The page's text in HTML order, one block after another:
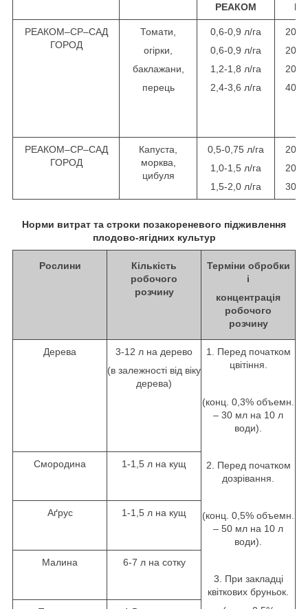
РЕАКОМ
РЕАКОМ–СР–САД
ГОРОД
Томати,
огірки,
баклажани,
перець
0,6-0,9 л/га
0,6-0,9 л/га
1,2-1,8 л/га
2,4-3,6 л/га
200-
200-
200-
400-
РЕАКОМ–СР–САД
ГОРОД
Капуста,
морква,
цибуля
0,5-0,75 л/га
1,0-1,5 л/га
1,5-2,0 л/га
200-
200-
300-
Норми витрат та строки позакореневого підживлення
плодово-ягідних культур
Рослини
Кількість
робочого
розчину
Терміни обробки
і
концентрація
робочого
розчину
Дерева
3-12 л на дерево
(в залежності від віку
дерева)
1. Перед початком
цвітіння.
(конц. 0,3% объемн.
– 30 мл на 10 л
води).
2. Перед початком
дозрівання.
(конц. 0,5% объемн.
– 50 мл на 10 л
води).
3. При закладці
квіткових бруньок.
Смородина 1-1,5 л на кущ
Аґрус 1-1,5 л на кущ
Малина 6-7 л на сотку